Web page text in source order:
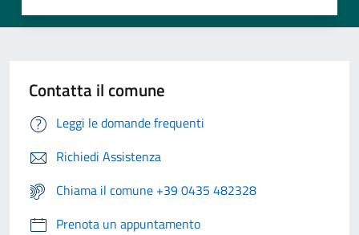
Contatta il comune
Leggi le domande frequenti
Richiedi Assistenza
Chiama il comune +39 0435 482328
Prenota un appuntamento